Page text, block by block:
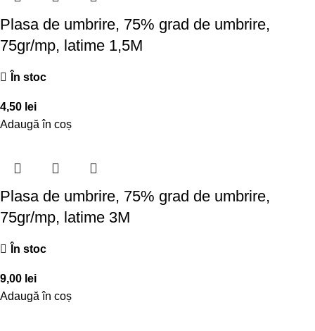
Plasa de umbrire, 75% grad de umbrire,
75gr/mp, latime 1,5M
În stoc
4,50 lei
Adaugă în coș
Plasa de umbrire, 75% grad de umbrire,
75gr/mp, latime 3M
În stoc
9,00 lei
Adaugă în coș